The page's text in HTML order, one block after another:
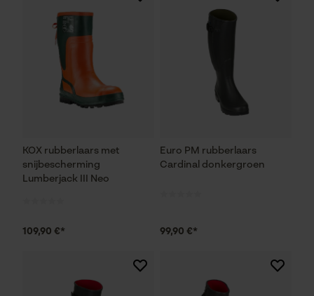
KOX rubberlaars met
snijbescherming
Lumberjack III Neo
109,90 €*
Euro PM rubberlaars
Cardinal donkergroen
99,90 €*